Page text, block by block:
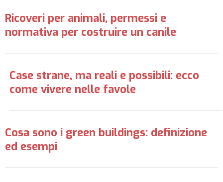
Ricoveri per animali, permessi e
normativa per costruire un canile
Case strane, ma reali e possibili: ecco
come vivere nelle favole
Cosa sono i green buildings: definizione
ed esempi